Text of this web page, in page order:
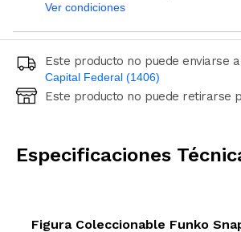
Ver condiciones
Este producto no puede enviarse a
Capital Federal (1406)
Ingresá código postal (sólo números)
Este producto no puede retirarse
Especificaciones
Figura Coleccionable Funko